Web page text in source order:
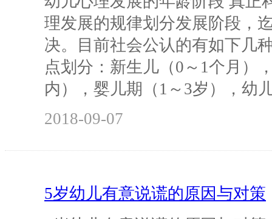
理发展的规律划分发展阶段，
决。目前社会公认的有如下几
点划分：新生儿（0～1个月）
内），婴儿期（1～3岁），幼
2018-09-07
5岁幼儿有意说谎的原因与对策